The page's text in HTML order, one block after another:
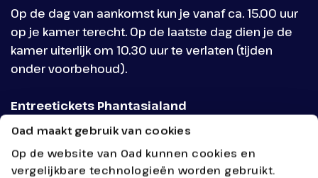
Oad maakt gebruik van cookies
Op de website van Oad kunnen cookies en
vergelijkbare technologieën worden gebruikt.
Op de dag van aankomst kun je vanaf ca. 15.00 uur
op je kamer terecht. Op de laatste dag dien je de
kamer uiterlijk om 10.30 uur te verlaten (tijden
onder voorbehoud).
Entreetickets Phantasialand
Indien je entreetickets hebt bijgeboekt ontvang je
van de vele attracties, de adembenemende show
en de buitengewone keuken.
Foto's
Ontdek samen met je familie of vrienden het
prachtige Phantasialand